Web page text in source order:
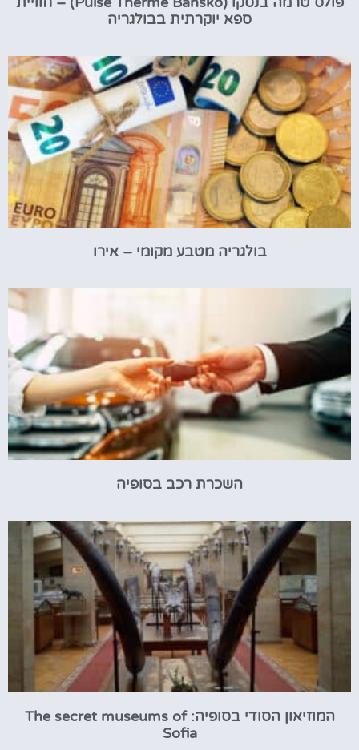
ספא יוקרתית בבולגריה
בולגריה מטבע מקומי – אירו
השכרת רכב בסופיה
המוזיאון הסודי בסופיה: The secret museums of
Sofia